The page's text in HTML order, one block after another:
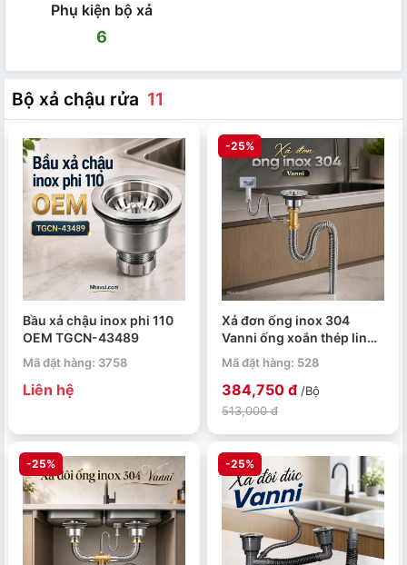
Phụ kiện bộ xả
6
Bộ xả chậu rửa 11
Bầu xả chậu inox phi 110
OEM TGCN-43489
Mã đặt hàng: 3758
Liên hệ
-25%
Xả đơn ống inox 304
Vanni ống xoắn thép linh
hoạt chống rò
Mã đặt hàng: 528
384,750 đ /Bộ
513,000 đ
-25% -25%